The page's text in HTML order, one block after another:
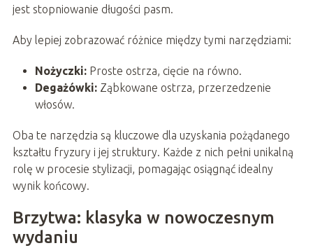
jest stopniowanie długości pasm.
Aby lepiej zobrazować różnice między tymi narzędziami:
Nożyczki:Proste ostrza, cięcie na równo.
Degażówki:Ząbkowane ostrza, przerzedzenie
włosów.
Oba te narzędzia są kluczowe dla uzyskania pożądanego
kształtu fryzury i jej struktury. Każde z nich pełni unikalną
rolę w procesie stylizacji, pomagając osiągnąć idealny
wynik końcowy.
Brzytwa: klasyka w nowoczesnym
wydaniu